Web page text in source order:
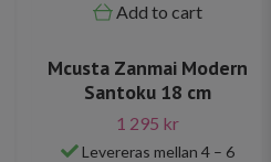
Add to cart
Mcusta Zanmai Modern
Santoku 18 cm
1 295 kr
Levereras mellan 4 – 6